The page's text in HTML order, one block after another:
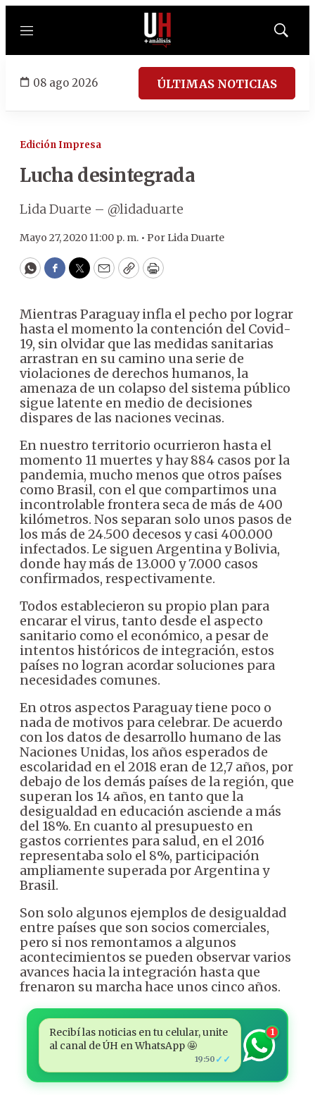
Menú
Mostrar
08 ago 2026 ÚLTIMAS NOTICIAS
Edición Impresa
Lucha desintegrada
Lida Duarte – @lidaduarte
Mayo 27, 2020 11:00 p. m. • Por Lida Duarte
WhatsApp
Facebook
Twitter
EmailCopyPrint
Mientras Paraguay infla el pecho por lograr
hasta el momento la contención del Covid-
19, sin olvidar que las medidas sanitarias
arrastran en su camino una serie de
violaciones de derechos humanos, la
amenaza de un colapso del sistema público
sigue latente en medio de decisiones
dispares de las naciones vecinas.
En nuestro territorio ocurrieron hasta el
momento 11 muertes y hay 884 casos por la
pandemia, mucho menos que otros países
como Brasil, con el que compartimos una
incontrolable frontera seca de más de 400
kilómetros. Nos separan solo unos pasos de
los más de 24.500 decesos y casi 400.000
infectados. Le siguen Argentina y Bolivia,
donde hay más de 13.000 y 7.000 casos
confirmados, respectivamente.
Todos establecieron su propio plan para
encarar el virus, tanto desde el aspecto
sanitario como el económico, a pesar de
intentos históricos de integración, estos
países no logran acordar soluciones para
necesidades comunes.
En otros aspectos Paraguay tiene poco o
nada de motivos para celebrar. De acuerdo
con los datos de desarrollo humano de las
Naciones Unidas, los años esperados de
escolaridad en el 2018 eran de 12,7 años, por
debajo de los demás países de la región, que
superan los 14 años, en tanto que la
desigualdad en educación asciende a más
del 18%. En cuanto al presupuesto en
gastos corrientes para salud, en el 2016
representaba solo el 8%, participación
ampliamente superada por Argentina y
Brasil.
Son solo algunos ejemplos de desigualdad
entre países que son socios comerciales,
pero si nos remontamos a algunos
acontecimientos se pueden observar varios
avances hacia la integración hasta que
frenaron su marcha hace unos cinco años.
Recibí las noticias en tu celular, unite
al canal de ÚH en WhatsApp 🤩
19:50 ✓✓
1